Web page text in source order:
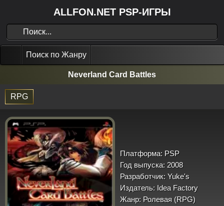
ALLFON.NET PSP-ИГРЫ
Поиск по Жанру
Neverland Card Battles
RPG
Платформа: PSP
Год выпуска: 2008
Разработчик: Yuke's
Издатель: Idea Factory
Жанр: Ролевая (RPG)